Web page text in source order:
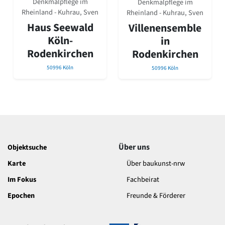
David Chipperfield
Harald Deilmann
Gottfried Böhm
Schneider von Esleben
Peter Behrens
Auszeichnung vorbildlicher Bauten NRW 2020
Big Beautiful Buildings (Großbauten der Nachkriegszeit)
Moderne
Jugendstil
Historismus
Barock
Gotik
Rheinland - Kuhrau, Sven
Haus Seewald
Köln-
Rodenkirchen
50996 Köln
Denkmalpflege im
Rheinland - Kuhrau, Sven
Villenensemble
in
Rodenkirchen
50996 Köln
Objektsuche
Karte
Im Fokus
Epochen
Über uns
Über baukunst-nrw
Fachbeirat
Freunde & Förderer